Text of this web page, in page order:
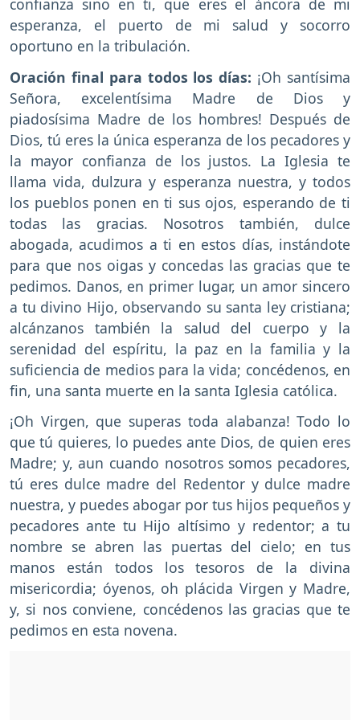
confianza sino en ti, que eres el áncora de mi
esperanza, el puerto de mi salud y socorro
oportuno en la tribulación.
Oración final para todos los días: ¡Oh santísima
Señora, excelentísima Madre de Dios y
piadosísima Madre de los hombres! Después de
Dios, tú eres la única esperanza de los pecadores y
la mayor confianza de los justos. La Iglesia te
llama vida, dulzura y esperanza nuestra, y todos
los pueblos ponen en ti sus ojos, esperando de ti
todas las gracias. Nosotros también, dulce
abogada, acudimos a ti en estos días, instándote
para que nos oigas y concedas las gracias que te
pedimos. Danos, en primer lugar, un amor sincero
a tu divino Hijo, observando su santa ley cristiana;
alcánzanos también la salud del cuerpo y la
serenidad del espíritu, la paz en la familia y la
suficiencia de medios para la vida; concédenos, en
fin, una santa muerte en la santa Iglesia católica.
¡Oh Virgen, que superas toda alabanza! Todo lo
que tú quieres, lo puedes ante Dios, de quien eres
Madre; y, aun cuando nosotros somos pecadores,
tú eres dulce madre del Redentor y dulce madre
nuestra, y puedes abogar por tus hijos pequeños y
pecadores ante tu Hijo altísimo y redentor; a tu
nombre se abren las puertas del cielo; en tus
manos están todos los tesoros de la divina
misericordia; óyenos, oh plácida Virgen y Madre,
y, si nos conviene, concédenos las gracias que te
pedimos en esta novena.